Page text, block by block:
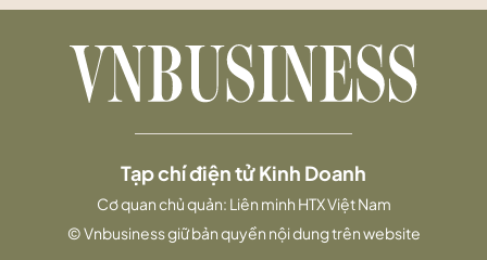
Tạp chí điện tử Kinh Doanh
Cơ quan chủ quản: Liên minh HTX Việt Nam
© Vnbusiness giữ bản quyền nội dung trên website